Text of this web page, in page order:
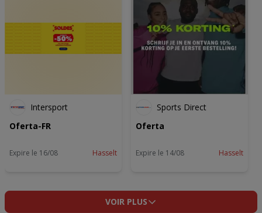
Intersport
Oferta-FR
Expire le 16/08 Hasselt
Sports Direct
Oferta
Expire le 14/08 Hasselt
VOIR PLUS